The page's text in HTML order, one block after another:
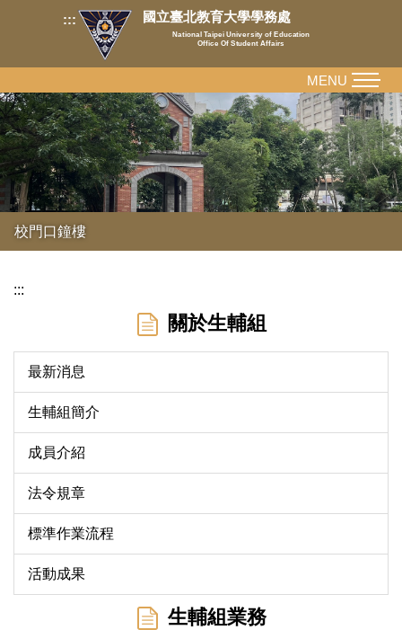
內
容
區
::: 國立臺北教育大學學務處
National Taipei University of Education
Office Of Student Affairs
校門口鐘樓
MENU
:::
關於生輔組
最新消息
生輔組簡介
成員介紹
法令規章
標準作業流程
活動成果
生輔組業務